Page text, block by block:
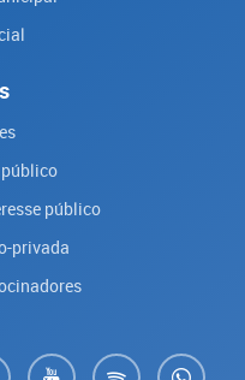
público
privada